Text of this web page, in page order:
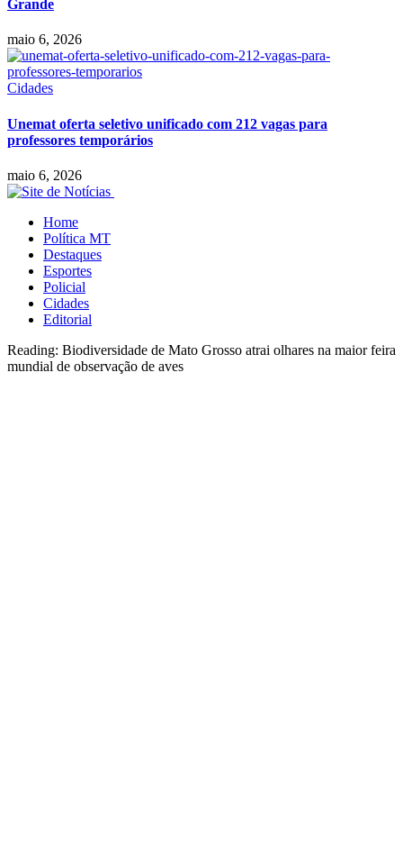
Grande
maio 6, 2026
Cidades
Unemat oferta seletivo unificado com 212 vagas para
professores temporários
maio 6, 2026
Home
Política MT
Destaques
Esportes
Policial
Cidades
Editorial
Reading: Biodiversidade de Mato Grosso atrai olhares na maior feira
mundial de observação de aves